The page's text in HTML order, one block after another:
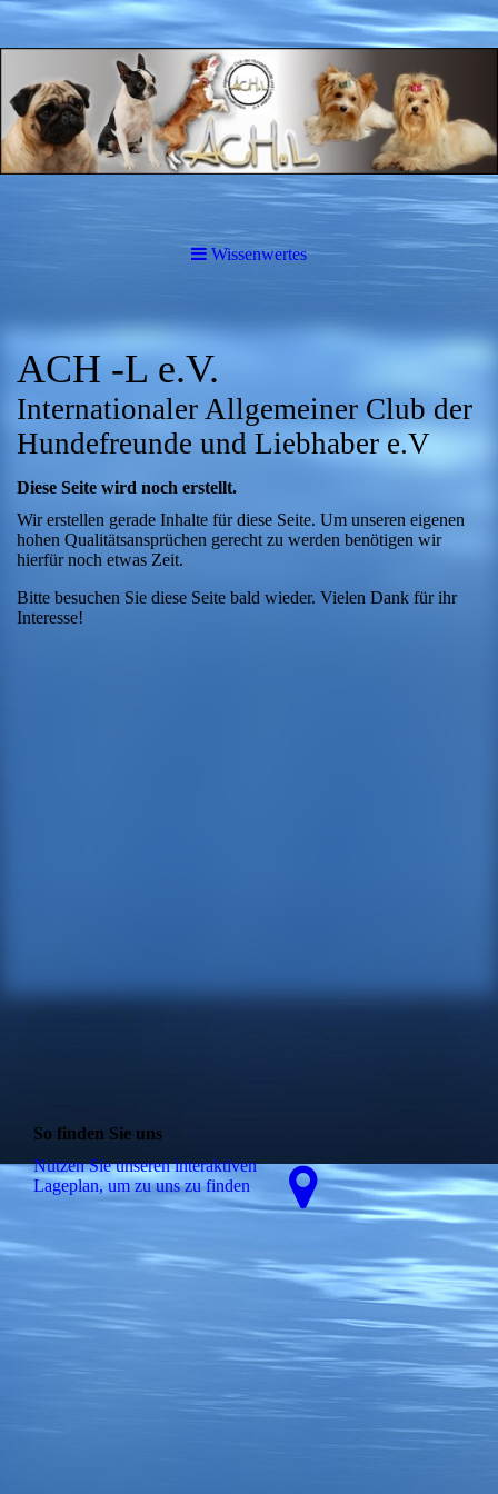
Wissenwertes
ACH -L e.V.
Internationaler Allgemeiner Club der
Hundefreunde und Liebhaber e.V
Diese Seite wird noch erstellt.
Wir erstellen gerade Inhalte für diese Seite. Um unseren eigenen
hohen Qualitätsansprüchen gerecht zu werden benötigen wir
hierfür noch etwas Zeit.
Bitte besuchen Sie diese Seite bald wieder. Vielen Dank für ihr
Interesse!
So finden Sie uns
Nutzen Sie unseren interaktiven
La­ge­plan, um zu uns zu finden